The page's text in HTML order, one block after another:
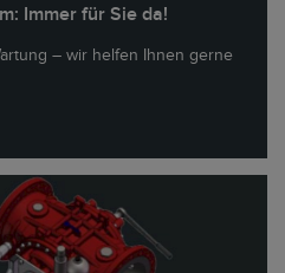
Immer für Sie da!
– wir helfen Ihnen gerne